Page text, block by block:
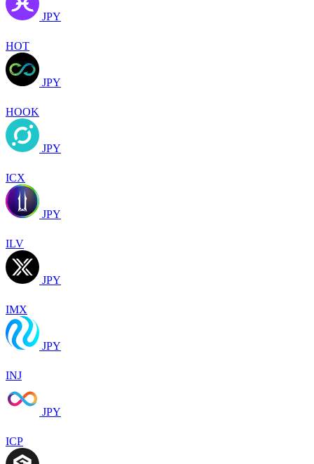
JPY
HOT
JPY
HOOK
JPY
ICX
JPY
ILV
JPY
IMX
JPY
INJ
JPY
ICP